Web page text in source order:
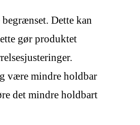
Dette kan
gør produktet
være mindre holdbar
det mindre holdbart